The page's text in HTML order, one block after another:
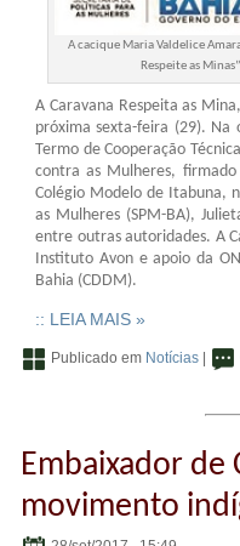
A cacique Maria Valdelice
Respeite as
A Caravana Respeita as
próxima sexta-feira (29). Na
Termo de Cooperação
contra as Mulheres,
Colégio Modelo de Itabuna,
as Mulheres (SPM-BA),
entre outras autoridades. A
Instituto Avon e apoio da
Bahia (CDDM).
:: LEIA MAIS »
Publicado em Notícias |
Embaixador de
movimento